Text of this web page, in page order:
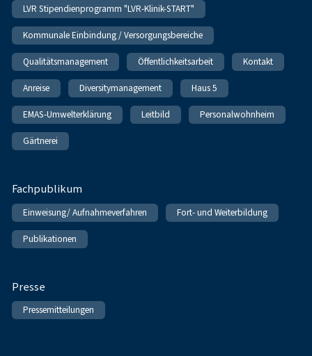
LVR Stipendienprogramm "LVR-Klinik-START"
Kommunale Einbindung / Versorgungsbereiche
Qualitätsmanagement Öffentlichkeitsarbeit Kontakt
Anreise Diversitymanagement Haus 5
EMAS-Umwelterklärung Leitbild Personalwohnheim
Gärtnerei
Fachpublikum
Einweisung/ Aufnahmeverfahren Fort- und Weiterbildung
Publikationen
Presse
Pressemitteilungen